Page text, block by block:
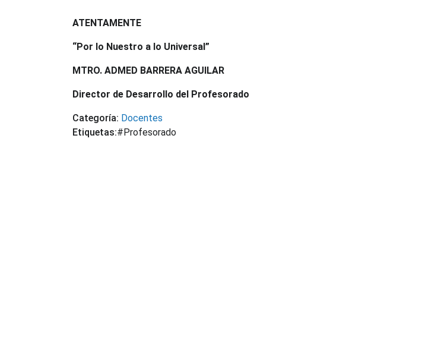
ATENTAMENTE
“Por lo Nuestro a lo Universal”
MTRO. ADMED BARRERA AGUILAR
Director de Desarrollo del Profesorado
Categoría: Docentes
Etiquetas:#Profesorado